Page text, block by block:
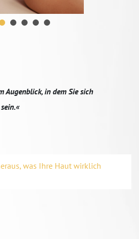
Augenblick, in dem Sie sich
was Ihre Haut wirklich